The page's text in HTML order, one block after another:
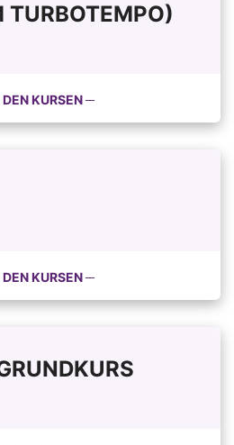
TURBOTEMPO)
KURSEN ─
KURSEN ─